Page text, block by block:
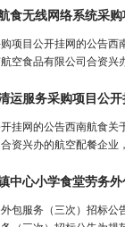
食无线网络系统采
项目公开挂网的公告西
空食品有限公司合资
运服务采购项目公
挂网的公告西南航食
资兴办的航空配餐企
中心小学食堂劳务
包服务（三次）招标